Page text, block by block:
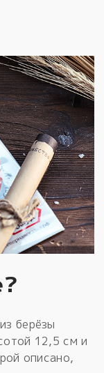
берёзы
12,5 см и
описано,